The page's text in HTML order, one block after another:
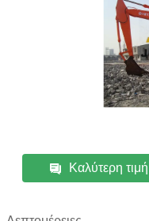
Καλύτερη τιμή